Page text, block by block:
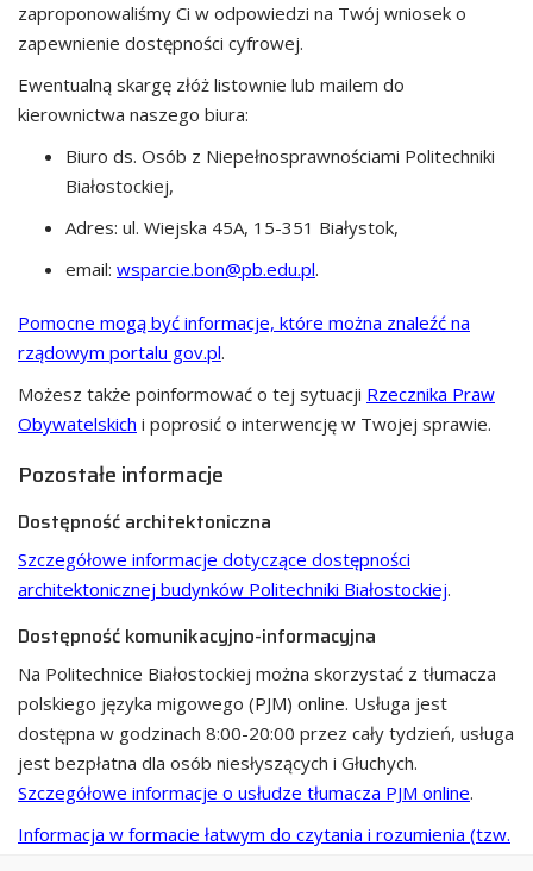
zaproponowaliśmy Ci w odpowiedzi na Twój wniosek o
zapewnienie dostępności cyfrowej.
Ewentualną skargę złóż listownie lub mailem do
kierownictwa naszego biura:
Biuro ds. Osób z Niepełnosprawnościami Politechniki
Białostockiej,
Adres: ul. Wiejska 45A, 15-351 Białystok,
email: wsparcie.bon@pb.edu.pl.
Pomocne mogą być informacje, które można znaleźć na
rządowym portalu gov.pl.
Możesz także poinformować o tej sytuacji Rzecznika Praw
Obywatelskich i poprosić o interwencję w Twojej sprawie.
Pozostałe informacje
Dostępność architektoniczna
Szczegółowe informacje dotyczące dostępności
architektonicznej budynków Politechniki Białostockiej.
Dostępność komunikacyjno-informacyjna
Na Politechnice Białostockiej można skorzystać z tłumacza
polskiego języka migowego (PJM) online. Usługa jest
dostępna w godzinach 8:00-20:00 przez cały tydzień, usługa
jest bezpłatna dla osób niesłyszących i Głuchych.
Szczegółowe informacje o usłudze tłumacza PJM online.
Informacja w formacie łatwym do czytania i rozumienia (tzw.